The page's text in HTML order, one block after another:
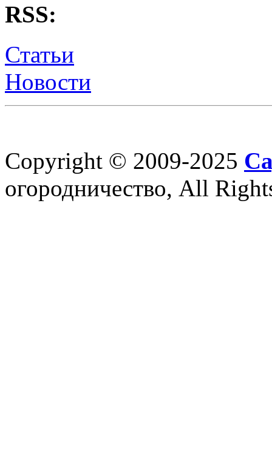
RSS:
Статьи
Новости
Copyright © 2009-2025
огородничество, All